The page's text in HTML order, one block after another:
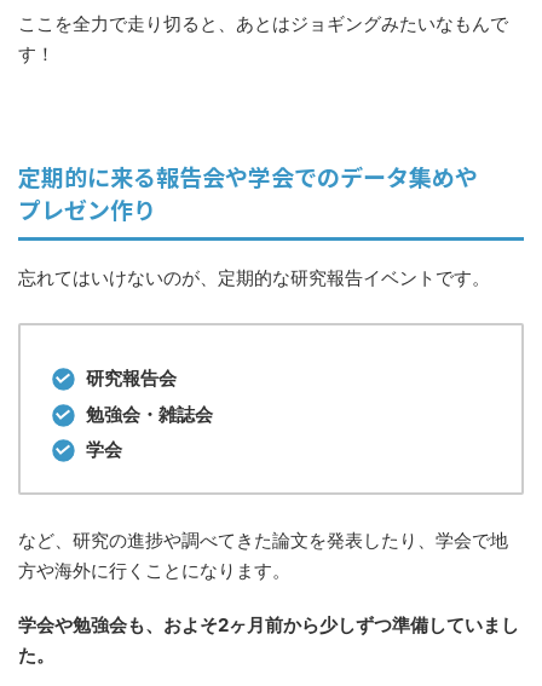
ここを全力で走り切ると、あとはジョギングみたいなもんで
す！
定期的に来る報告会や学会でのデータ集めや
プレゼン作り
忘れてはいけないのが、定期的な研究報告イベントです。
研究報告会
勉強会・雑誌会
学会
など、研究の進捗や調べてきた論文を発表したり、学会で地
方や海外に行くことになります。
学会や勉強会も、およそ2ヶ月前から少しずつ準備していまし
た。